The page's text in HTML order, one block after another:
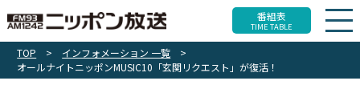
番組表
TIME TABLE
TOP > インフォメーション 一覧 >
オールナイトニッポンMUSIC10「玄関リクエスト」が復活！